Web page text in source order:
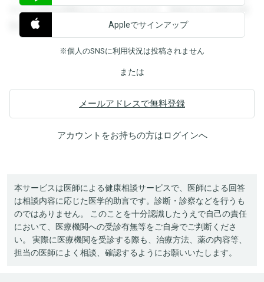
すると回答を閲覧することができます。登録すると回答を閲
覧することができます。
Appleでサインアップ
※個人のSNSに利用状況は投稿されません
または
メールアドレスで無料登録
アカウントをお持ちの方はログインへ
本サービスは医師による健康相談サービスで、医師による回答
は相談内容に応じた医学的助言です。診断・診察などを行うも
のではありません。 このことを十分認識したうえで自己の責任
において、医療機関への受診有無等をご自身でご判断くださ
い。 実際に医療機関を受診する際も、治療方法、薬の内容等、
担当の医師によく相談、確認するようにお願いいたします。